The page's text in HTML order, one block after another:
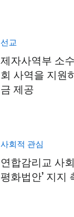
선교
제자사역부 소
회 사역을 지원
금 제공
사회적 관심
연합감리교 사
평화법안’ 지지